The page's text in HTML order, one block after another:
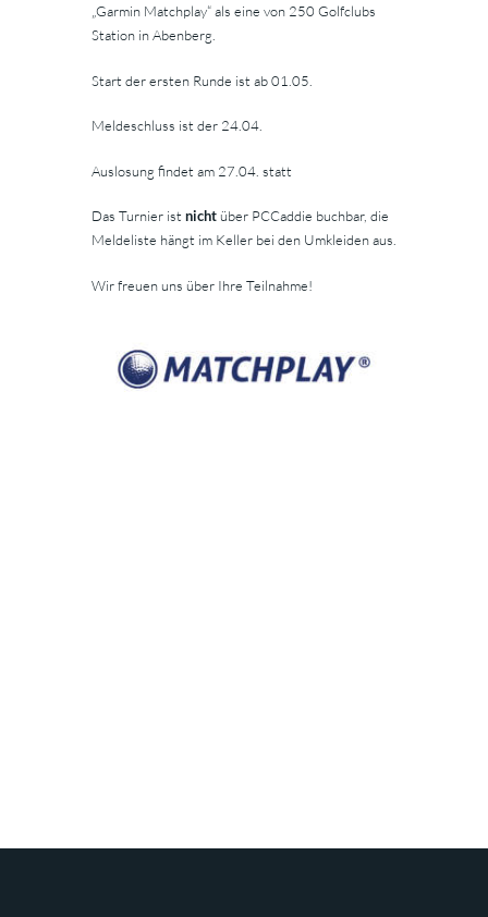
„Garmin Matchplay“ als eine von 250 Golfclubs
Station in Abenberg.
Start der ersten Runde ist ab 01.05.
Meldeschluss ist der 24.04.
Auslosung findet am 27.04. statt
Das Turnier ist nichtüber PCCaddie buchbar, die
Meldeliste hängt im Keller bei den Umkleiden aus.
Wir freuen uns über Ihre Teilnahme!